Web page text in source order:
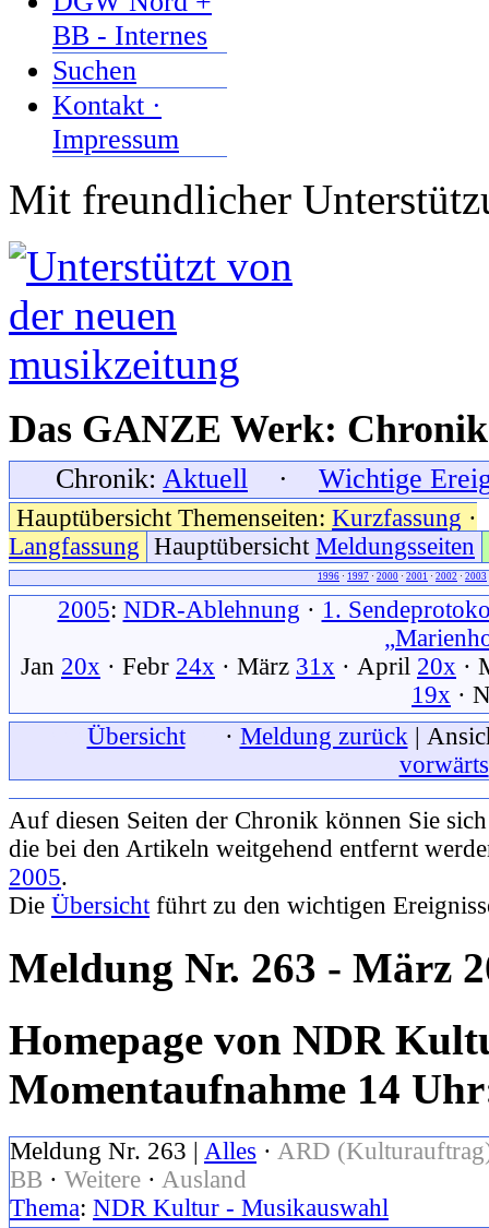
BB - Internes
Suchen
Kontakt ·
Impressum
Mit freundlicher
Das GANZE Werk:
Chronik: Aktuell · Wichtige
Hauptübersicht Themenseiten: Kurzfassung ·
Langfassung Hauptübersicht Meldungsseiten
1996 · 1997 · 2000 · 2001 · 2002 · 2003
2005: NDR-Ablehnung · 1.
Jan 20x · Febr 24x · März 31x · April 20x ·
19x ·
Übersichtxxx · Meldung zurück |
vorwärts
Auf diesen Seiten der Chronik können Sie
die bei den Artikeln weitgehend entfernt
2005.
Die Übersicht führt zu den wichtigen
Meldung Nr. 263 - März
Homepage von NDR
Momentaufnahme 14
Meldung Nr. 263 | Alles · ARD
BB · Weitere · Ausland
Thema: NDR Kultur - Musikauswahl